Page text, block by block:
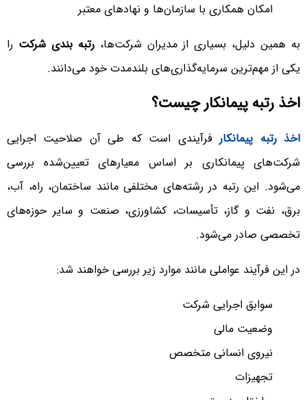
امکان همکاری با سازمان‌ها و نهادهای معتبر
به همین دلیل، بسیاری از مدیران شرکت‌ها،رتبه بندی شرکت را
یکی از مهم‌ترین سرمایه‌گذاری‌های بلندمدت خود می‌دانند.
اخذ رتبه پیمانکار چیست؟
اخذ رتبه پیمانکارفرآیندی است که طی آن صلاحیت اجرایی
شرکت‌های پیمانکاری بر اساس معیارهای تعیین‌شده بررسی
می‌شود. این رتبه در رشته‌های مختلفی مانند ساختمان، راه، آب،
برق، نفت و گاز، تأسیسات، کشاورزی، صنعت و سایر حوزه‌های
تخصصی صادر می‌شود.
در این فرآیند عواملی مانند موارد زیر بررسی خواهند شد:
سوابق اجرایی شرکت
وضعیت مالی
نیروی انسانی متخصص
تجهیزات